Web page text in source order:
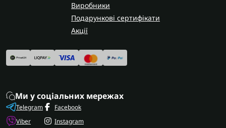
Виробники
Подарункові сертифікати
Акції
Ми у соціальних мережах
Telegram
Viber
Facebook
Instagram